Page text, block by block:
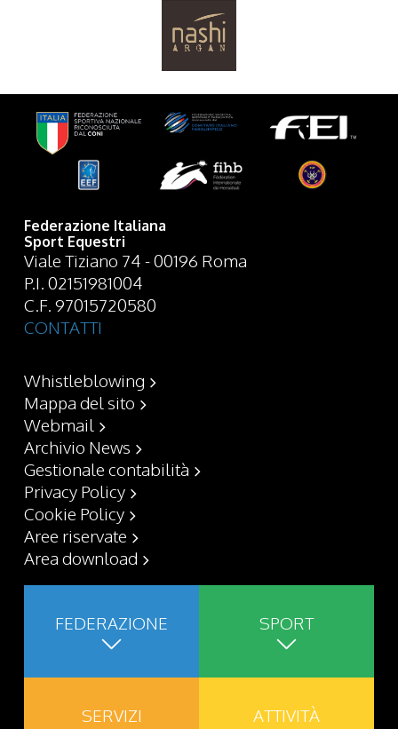
Federazione Italiana
Sport Equestri
Viale Tiziano 74 - 00196 Roma
P.I. 02151981004
C.F. 97015720580
CONTATTI
Whistleblowing
Mappa del sito
Webmail
Archivio News
Gestionale contabilità
Privacy Policy
Cookie Policy
Aree riservate
Area download
FEDERAZIONE SPORT
SERVIZI ATTIVITÀ